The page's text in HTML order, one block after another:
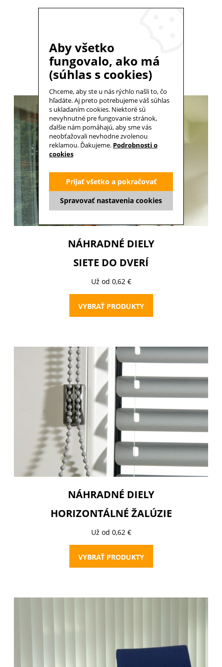
SIETE DO OKIEN
VYBRAŤ PRODUKTY
NÁHRADNÉ DIELY
SIETE DO DVERÍ
Už od 0,62 €
VYBRAŤ PRODUKTY
NÁHRADNÉ DIELY
HORIZONTÁLNÉ ŽALÚZIE
Už od 0,62 €
VYBRAŤ PRODUKTY
Aby všetko
fungovalo, ako má
(súhlas s cookies)
Chceme, aby ste u nás rýchlo našli to, čo
hľadáte. Aj preto potrebujeme váš súhlas
s ukladaním cookies. Niektoré sú
nevyhnutné pre fungovanie stránok,
ďalšie nám pomáhajú, aby sme vás
neobťažovali nevhodne zvolenou
reklamou. Ďakujeme. Podrobnosti o
cookies
Spravovať nastavenia cookies
Prijať všetko a pokračovať